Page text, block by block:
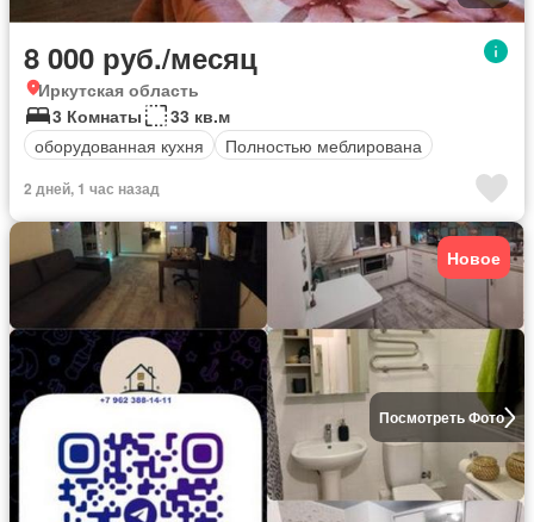
8 000 руб./месяц
Иркутская область
3 Комнаты
33 кв.м
оборудованная кухня
Полностью меблирована
2 дней, 1 час назад
Посмотреть Фото
Новое